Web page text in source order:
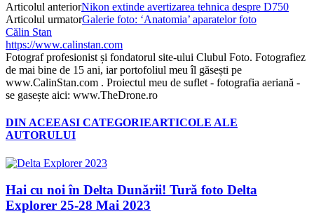
Articolul anteriorNikon extinde avertizarea tehnica despre D750
Articolul urmatorGalerie foto: ‘Anatomia’ aparatelor foto
Călin Stan
https://www.calinstan.com
Fotograf profesionist și fondatorul site-ului Clubul Foto. Fotografiez
de mai bine de 15 ani, iar portofoliul meu îl găsești pe
www.CalinStan.com . Proiectul meu de suflet - fotografia aeriană -
se gasește aici: www.TheDrone.ro
DIN ACEEASI CATEGORIEARTICOLE ALE
AUTORULUI
Hai cu noi în Delta Dunării! Tură foto Delta
Explorer 25-28 Mai 2023